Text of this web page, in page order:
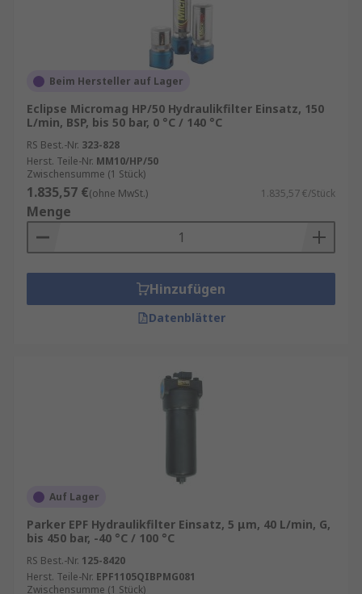
Beim Hersteller auf Lager
Eclipse Micromag HP/50 Hydraulikfilter Einsatz, 150
L/min, BSP, bis 50 bar, 0 °C / 140 °C
RS Best.-Nr. 323-828
Herst. Teile-Nr. MM10/HP/50
Zwischensumme (1 Stück)
1.835,57 €(ohne MwSt.) 1.835,57 €/Stück
Menge
Hinzufügen
Datenblätter
Auf Lager
Parker EPF Hydraulikfilter Einsatz, 5 μm, 40 L/min, G,
bis 450 bar, -40 °C / 100 °C
RS Best.-Nr. 125-8420
Herst. Teile-Nr. EPF1105QIBPMG081
Zwischensumme (1 Stück)